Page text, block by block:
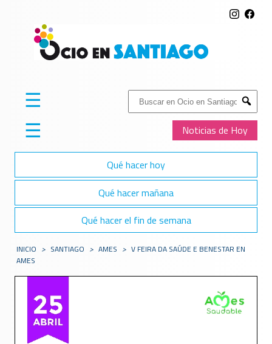
Buscar:
Submit
Noticias de Hoy
☰
☰
Qué hacer hoy
Qué hacer mañana
Qué hacer el fin de semana
INICIO > SANTIAGO > AMES > V FEIRA DA SAÚDE E BENESTAR EN
AMES